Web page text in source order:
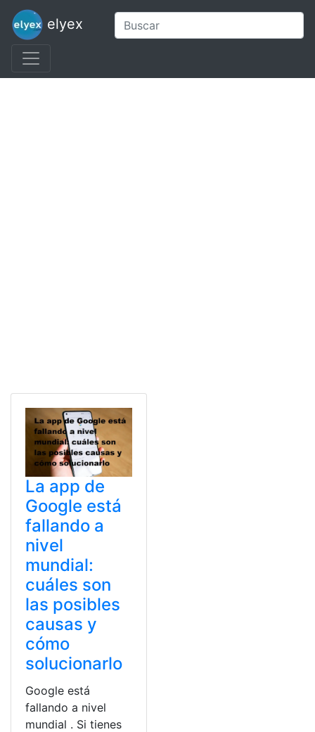
elyex
La app de
Google está
fallando a
nivel
mundial:
cuáles son
las posibles
causas y
cómo
solucionarlo
Google está
fallando a nivel
mundial . Si tienes